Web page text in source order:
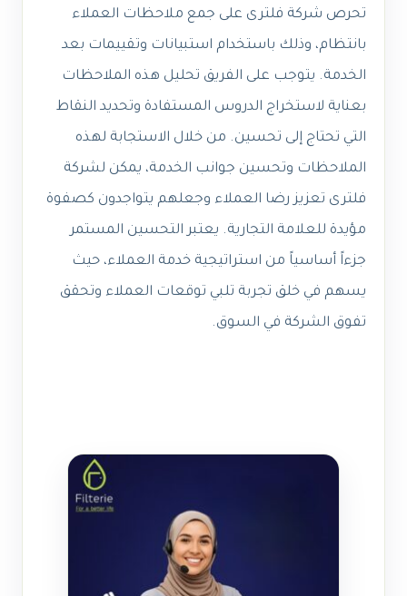
تحرص شركة فلترى على جمع ملاحظات العملاء
بانتظام، وذلك باستخدام استبيانات وتقييمات بعد
الخدمة. يتوجب على الفريق تحليل هذه الملاحظات
بعناية لاستخراج الدروس المستفادة وتحديد النقاط
التي تحتاج إلى تحسين. من خلال الاستجابة لهذه
الملاحظات وتحسين جوانب الخدمة، يمكن لشركة
فلترى تعزيز رضا العملاء وجعلهم يتواجدون كصفوة
مؤيدة للعلامة التجارية. يعتبر التحسين المستمر
جزءاً أساسياً من استراتيجية خدمة العملاء، حيث
يسهم في خلق تجربة تلبي توقعات العملاء وتحقق
تفوق الشركة في السوق.